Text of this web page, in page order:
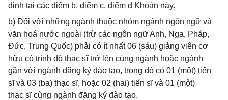
định tại các điểm b, điểm c, điểm d Khoản này.
b) Đối với những ngành thuộc nhóm ngành ngôn ngữ và
văn hoá nước ngoài (trừ các ngôn ngữ Anh, Nga, Pháp,
Đức, Trung Quốc) phải có ít nhất 06 (sáu) giảng viên cơ
hữu có trình độ thạc sĩ trở lên cùng ngành hoặc ngành
gần với ngành đăng ký đào tạo, trong đó có 01 (một) tiến
sĩ và 03 (ba) thạc sĩ, hoặc 02 (hai) tiến sĩ và 01 (một)
thạc sĩ cùng ngành đăng ký đào tạo.